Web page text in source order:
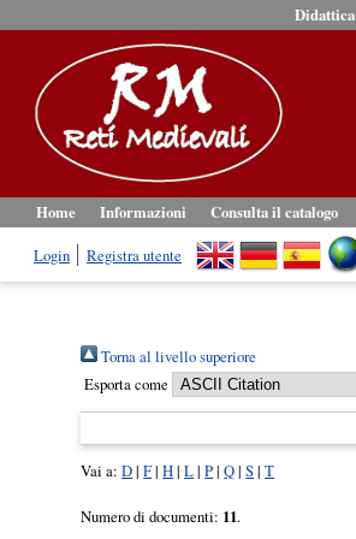
Didattica
Home Informazioni
Consulta il catalogo
Login
Registra utente
Torna al livello superiore
Esporta come
Vai a:D|F|H|L|P|Q|S|T
Numero di documenti: 11.